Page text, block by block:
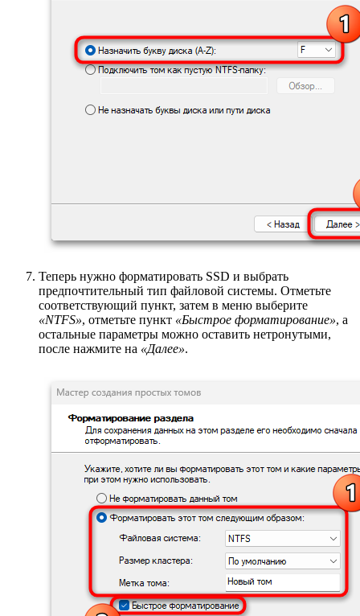
Теперь нужно форматировать SSD и выбрать
предпочтительный тип файловой системы. Отметьте
соответствующий пункт, затем в меню выберите
«NTFS», отметьте пункт «Быстрое форматирование», а
остальные параметры можно оставить нетронутыми,
после нажмите на «Далее».